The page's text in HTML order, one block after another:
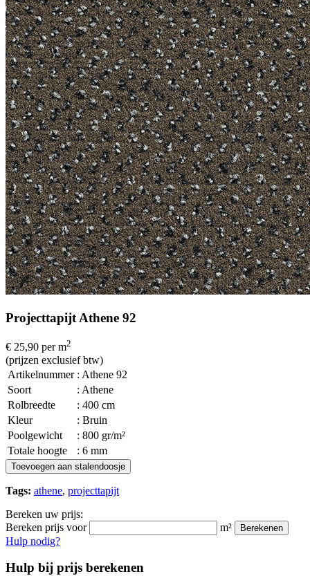
Projecttapijt Athene 92
€ 25,90 per m2
(prijzen exclusief btw)
Artikelnummer : Athene 92
Soort
: Athene
Rolbreedte
: 400 cm
Kleur
: Bruin
Poolgewicht
: 800 gr/m²
Totale hoogte
: 6 mm
Toevoegen aan stalendoosje
Tags: athene, projecttapijt
Bereken uw prijs:
Bereken prijs voor
m² Berekenen
Hulp nodig?
Hulp bij prijs berekenen